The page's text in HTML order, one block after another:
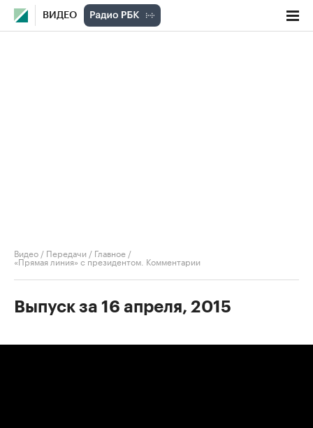
ВИДЕО
Видео / Передачи / Главное /
«Прямая линия» с президентом. Комментарии
Выпуск за 16 апреля, 2015